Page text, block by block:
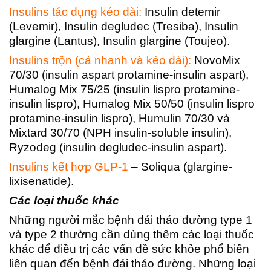
Insulins tác dụng kéo dài: Insulin detemir
(Levemir), Insulin degludec (Tresiba), Insulin
glargine (Lantus), Insulin glargine (Toujeo).
Insulins trộn (cả nhanh và kéo dài): NovoMix
70/30 (insulin aspart protamine-insulin aspart),
Humalog Mix 75/25 (insulin lispro protamine-
insulin lispro), Humalog Mix 50/50 (insulin lispro
protamine-insulin lispro), Humulin 70/30 và
Mixtard 30/70 (NPH insulin-soluble insulin),
Ryzodeg (insulin degludec-insulin aspart).
Insulins kết hợp GLP-1 – Soliqua (glargine-
lixisenatide).
Các loại thuốc khác
Những người mắc bệnh đái tháo đường type 1
và type 2 thường cần dùng thêm các loại thuốc
khác để điều trị các vấn đề sức khỏe phổ biến
liên quan đến bệnh đái tháo đường. Những loại